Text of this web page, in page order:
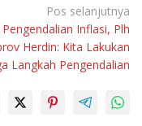
Pos selanjutnya
Inflasi, Plh
Herdin: Kita Lakukan
Langkah Pengendalian